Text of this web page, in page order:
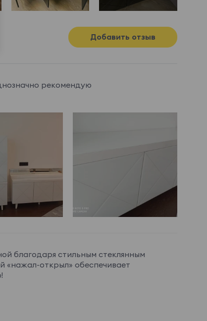
Добавить отзыв
рекомендую
благодаря стильным стеклянным
«нажал-открыл» обеспечивает